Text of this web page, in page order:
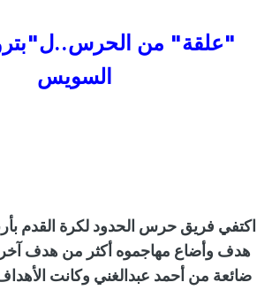
"علقة" من
السويس
اكتفي فريق حرس الحدود لكرة القدم
هدف وأضاع مهاجموه أكثر من هدف آخر
ضائعة من أحمد عبدالغني وكانت